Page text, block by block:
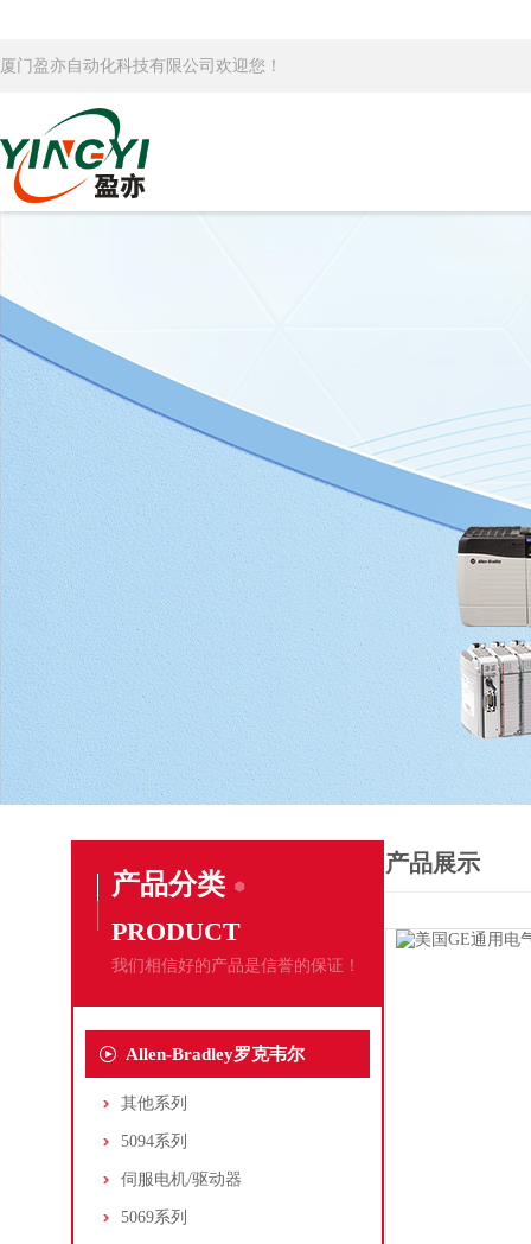
厦门盈亦自动化科技有限公司欢迎您！
产品分类
PRODUCT
我们相信好的产品是信誉的保证！
Allen-Bradley罗克韦尔
其他系列
5094系列
伺服电机/驱动器
5069系列
产品展示